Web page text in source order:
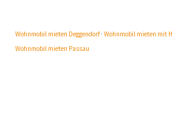
Wohnmobil mieten Deggendorf· Wohnmobil mieten mit
Wohnmobil mieten Passau